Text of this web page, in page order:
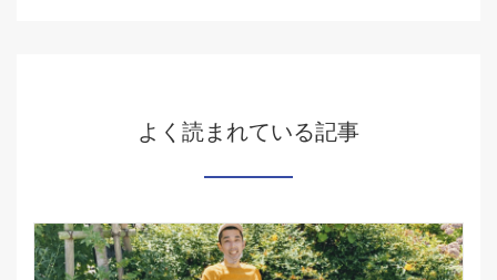
よく読まれている記事